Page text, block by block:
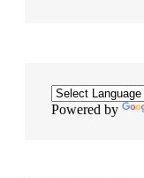
Powered by